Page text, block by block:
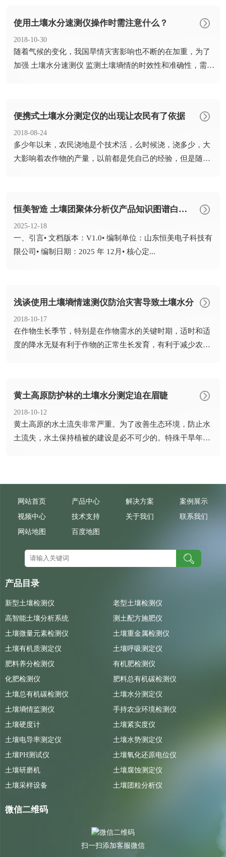
使用土壤水分速测仪操作时需注意什么？
2018-10-30
​随着气候的变化，我国旱情灾害影响也不断的在加重，为了
加强 土壤水分速测仪 监测土壤墒情的时效性和准确性，需要
便携式土壤水分测定仪的出现让农民有了依据
2018-08-24
​多少年以来，农民浇地是个技术活，么时候浇，浇多少，大
大影响着农作物的产量，以前都是凭自己的经验，但是随着
恒美智造 土壤团聚体分析仪产品知识图谱白皮书
2025-12-18
​一、引言• 文档版本：V1.0• 编制单位：山东恒美电子科技有
限公司• 编制日期：2025 年 12月• 核心定...
浅谈使用土壤墒情速测仪防治灾害导致土壤水分
2018-10-17
​在作物生长季节，特别是在作物需水的关键时期，适时和适
度的降水无疑有利于作物的正常生长发育，有利于减少农业
黄土高原防护林的土壤水分测定迫在眉睫
2018-10-12
​黄土高原的水土流失非常严重。为了改善生态环境，防止水
土流失，水土保持植被的建设是必不可少的。特殊干旱年份
网站首页 产品中心 解决方案
案例展示
视频中心
技术支持 关于我们
联系我们
网站地图
百度地图
产品目录
新型土壤检测仪
老型土壤检测仪
高智能土壤分析系统
测土配方施肥仪
土壤微量元素检测仪
土壤重金属检测仪
土壤有机质测定仪
土壤呼吸测定仪
肥料养分检测仪
有机肥检测仪
化肥检测仪
肥料总有机碳检测仪
土壤总有机碳检测仪
土壤水分测定仪
土壤墒情监测仪
手持农业环境检测仪
土壤硬度计
土壤紧实度仪
土壤电导率测定仪
土壤水势测定仪
土壤PH测试仪
土壤氧化还原电位仪
土壤研磨机
土壤腐蚀测定仪
土壤采样设备
土壤团粒分析仪
微信二维码
扫一扫添加客服微信